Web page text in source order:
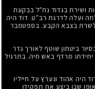
ושירת בגדוד נח"ל בבקעת
ועלה לדרגת רב"ט. דוד היה
לשרת בצבא הקבע. בספטמבר
ביטחון שוטף לאורך גדר
מרדף באש חיה. בתרגיל
היה אהוד ונערץ על חייליו
שבו ביצע את תפקידו